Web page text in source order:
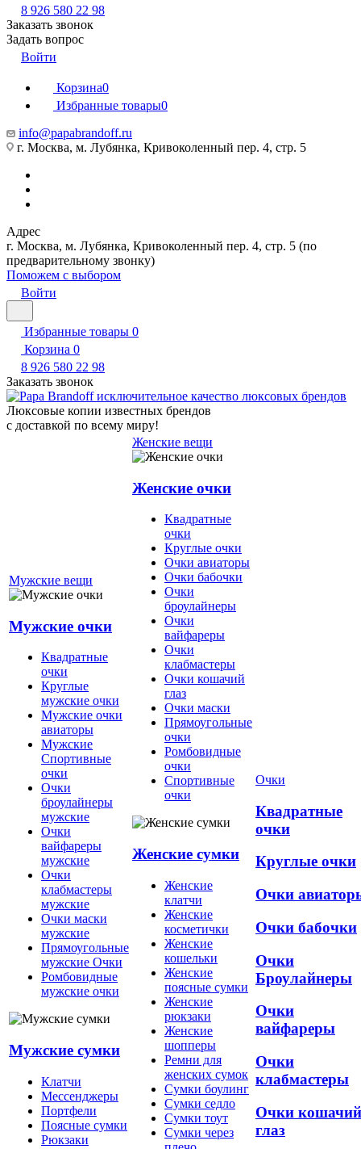
8 926 580 22 98
Заказать звонок
Задать вопрос
Войти
Корзина0
Избранные товары0
info@papabrandoff.ru
г. Москва, м. Лубянка, Кривоколенный пер. 4, стр. 5
Адрес
г. Москва, м. Лубянка, Кривоколенный пер. 4, стр. 5 (по
предварительному звонку)
Поможем с выбором
Войти
Избранные товары 0
Корзина 0
8 926 580 22 98
Заказать звонок
Люксовые копии известных брендов
с доставкой по всему миру!
Мужские вещи
Мужские очки
Квадратные
очки
Круглые
мужские очки
Мужские очки
авиаторы
Мужские
Спортивные
очки
Очки
броулайнеры
мужские
Очки
вайфареры
мужские
Очки
клабмастеры
мужские
Очки маски
мужские
Прямоугольные
мужские Очки
Ромбовидные
мужские очки
Мужские сумки
Клатчи
Мессенджеры
Портфели
Поясные сумки
Рюкзаки
Женские вещи
Женские очки
Квадратные
очки
Круглые очки
Очки авиаторы
Очки бабочки
Очки
броулайнеры
Очки
вайфареры
Очки
клабмастеры
Очки кошачий
глаз
Очки маски
Прямоугольные
очки
Ромбовидные
очки
Спортивные
очки
Женские сумки
Женские
клатчи
Женские
косметички
Женские
кошельки
Женские
поясные сумки
Женские
рюкзаки
Женские
шопперы
Ремни для
женских сумок
Сумки боулинг
Сумки седло
Сумки тоут
Сумки через
Очки
Квадратные
очки
Круглые очки
Очки
Очки бабочки
Очки
Броулайнеры
Очки
вайфареры
Очки
клабмастеры
Очки кошачий
глаз